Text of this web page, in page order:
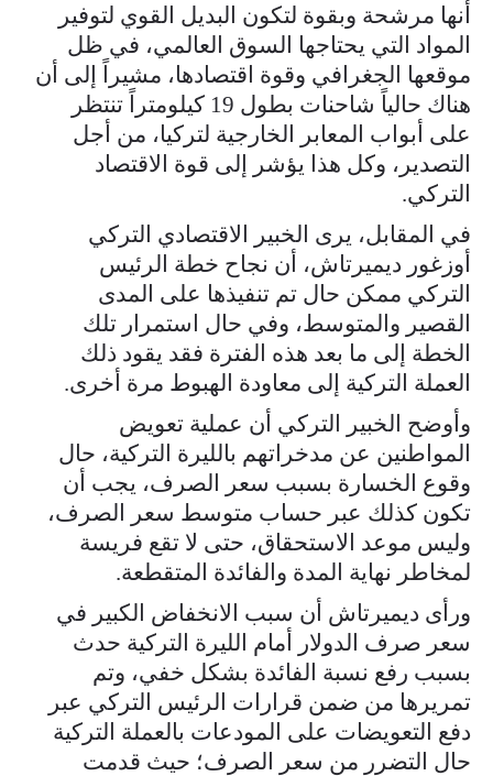
أنها مرشحة وبقوة لتكون البديل القوي لتوفير
المواد التي يحتاجها السوق العالمي، في ظل
موقعها الجغرافي وقوة اقتصادها، مشيراً إلى أن
هناك حالياً شاحنات بطول 19 كيلومتراً تنتظر
على أبواب المعابر الخارجية لتركيا، من أجل
التصدير، وكل هذا يؤشر إلى قوة الاقتصاد
التركي.
في المقابل، يرى الخبير الاقتصادي التركي
أوزغور ديميرتاش، أن نجاح خطة الرئيس
التركي ممكن حال تم تنفيذها على المدى
القصير والمتوسط، وفي حال استمرار تلك
الخطة إلى ما بعد هذه الفترة فقد يقود ذلك
العملة التركية إلى معاودة الهبوط مرة أخرى.
وأوضح الخبير التركي أن عملية تعويض
المواطنين عن مدخراتهم بالليرة التركية، حال
وقوع الخسارة بسبب سعر الصرف، يجب أن
تكون كذلك عبر حساب متوسط سعر الصرف،
وليس موعد الاستحقاق، حتى لا تقع فريسة
لمخاطر نهاية المدة والفائدة المتقطعة.
ورأى ديميرتاش أن سبب الانخفاض الكبير في
سعر صرف الدولار أمام الليرة التركية حدث
بسبب رفع نسبة الفائدة بشكل خفي، وتم
تمريرها من ضمن قرارات الرئيس التركي عبر
دفع التعويضات على المودعات بالعملة التركية
حال التضرر من سعر الصرف؛ حيث قدمت